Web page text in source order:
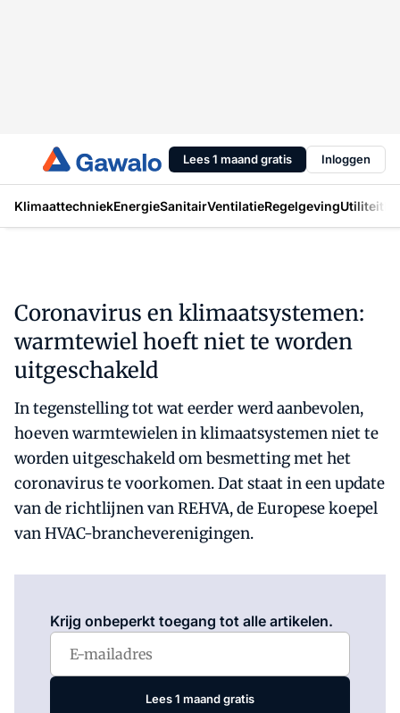
Lees 1 maand gratis Inloggen
KlimaattechniekEnergieSanitairVentilatieRegelgevingUtiliteit
Coronavirus en klimaatsystemen:
warmtewiel hoeft niet te worden
uitgeschakeld
In tegenstelling tot wat eerder werd aanbevolen,
hoeven warmtewielen in klimaatsystemen niet te
worden uitgeschakeld om besmetting met het
coronavirus te voorkomen. Dat staat in een update
van de richtlijnen van REHVA, de Europese koepel
van HVAC-brancheverenigingen.
Krijg onbeperkt toegang tot alle artikelen.
Lees 1 maand gratis